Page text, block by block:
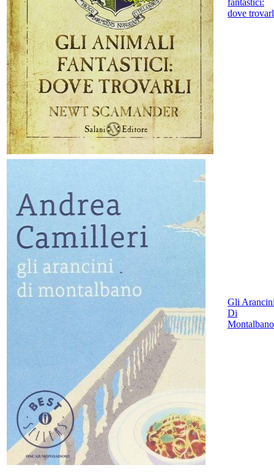
fantastici:
dove
Gli
Di
Montalbano